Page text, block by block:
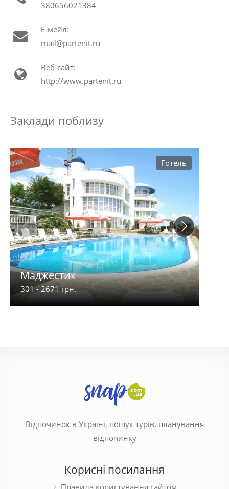
380656021384
Е-мейл:
mail@partenit.ru
Веб-сайт:
http://www.partenit.ru
Заклади поблизу
Готель
Маджестик
301 - 2671 грн.
Відпочинок в Україні, пошук турів, планування
відпочинку
Корисні посилання